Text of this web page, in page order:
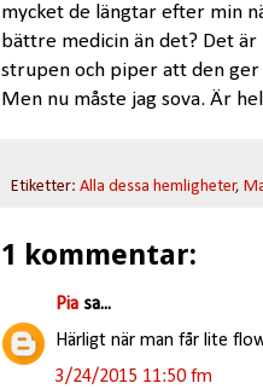
mycket de längtar efter min
bättre medicin än det? Det
strupen och piper att den ger
Men nu måste jag sova. Är
Etiketter: Alla dessa hemligheter,
1 kommentar:
Piasa...
Härligt när man får lite
3/24/2015 11:50 fm